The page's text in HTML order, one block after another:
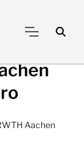
Aachen